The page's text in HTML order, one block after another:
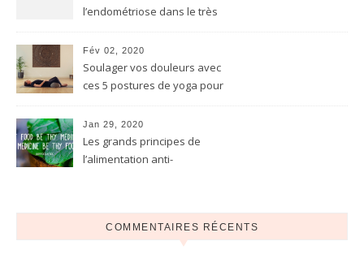
l’endométriose dans le très
faut en retenir
Fév 02, 2020
Soulager vos douleurs avec
ces 5 postures de yoga pour
Jan 29, 2020
Les grands principes de
l’alimentation anti-
COMMENTAIRES RÉCENTS